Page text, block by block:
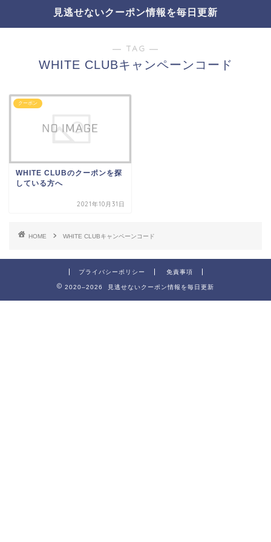
見逃せないクーポン情報を毎日更新
― TAG ―
WHITE CLUBキャンペーンコード
クーポン
WHITE CLUBのクーポンを探
している方へ
2021年10月31日
HOME WHITE CLUBキャンペーンコード
プライバシーポリシー 免責事項
2020–2026 見逃せないクーポン情報を毎日更新